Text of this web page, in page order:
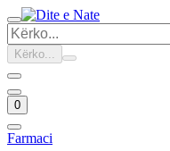
Kërko...
0
Farmaci